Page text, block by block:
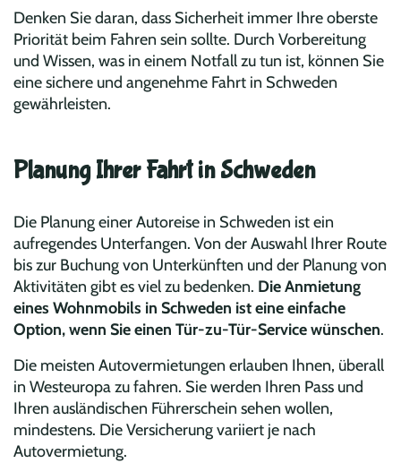
Denken Sie daran, dass Sicherheit immer Ihre oberste
Priorität beim Fahren sein sollte. Durch Vorbereitung
und Wissen, was in einem Notfall zu tun ist, können Sie
eine sichere und angenehme Fahrt in Schweden
gewährleisten.
Planung Ihrer Fahrt in Schweden
Die Planung einer Autoreise in Schweden ist ein
aufregendes Unterfangen. Von der Auswahl Ihrer Route
bis zur Buchung von Unterkünften und der Planung von
Aktivitäten gibt es viel zu bedenken. Die Anmietung
eines Wohnmobils in Schweden ist eine einfache
Option, wenn Sie einen Tür-zu-Tür-Service wünschen.
Die meisten Autovermietungen erlauben Ihnen, überall
in Westeuropa zu fahren. Sie werden Ihren Pass und
Ihren ausländischen Führerschein sehen wollen,
mindestens. Die Versicherung variiert je nach
Autovermietung.